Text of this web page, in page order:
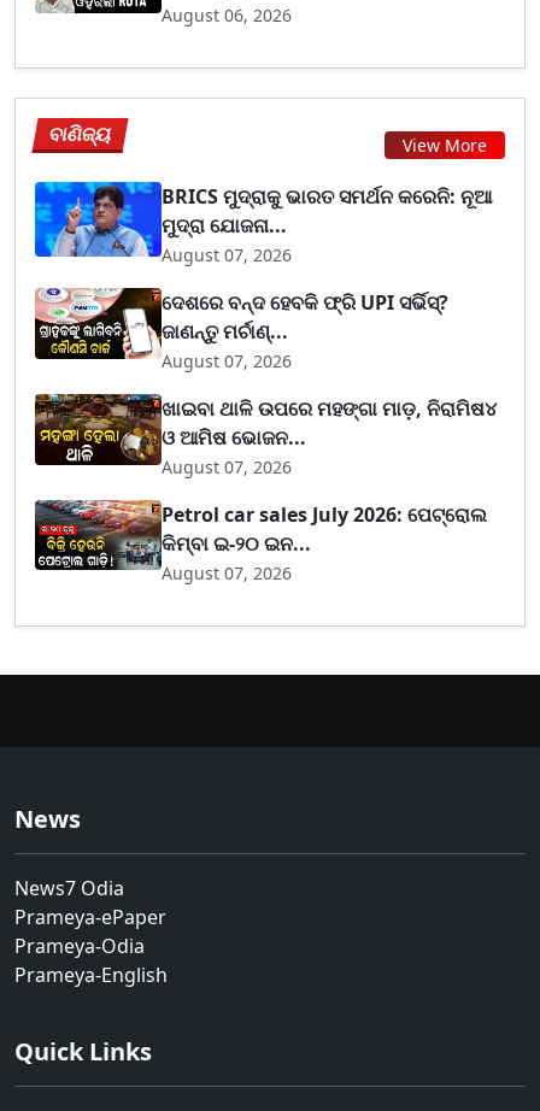
August 06, 2026
ବାଣିଜ୍ୟ View More
BRICS ମୁଦ୍ରାକୁ ଭାରତ ସମର୍ଥନ କରେନି: ନୂଆ
ମୁଦ୍ରା ଯୋଜନା...
August 07, 2026
ଦେଶରେ ବନ୍ଦ ହେବକି ଫ୍ରି UPI ସର୍ଭିସ୍?
ଜାଣନ୍ତୁ ମର୍ଚାଣ୍...
August 07, 2026
ଖାଇବା ଥାଳି ଉପରେ ମହଙ୍ଗା ମାଡ଼, ନିରାମିଷ୪
ଓ ଆମିଷ ଭୋଜନ...
August 07, 2026
Petrol car sales July 2026: ପେଟ୍ରୋଲ
କିମ୍ବା ଇ-୨୦ ଇନ...
August 07, 2026
News
News7 Odia
Prameya-ePaper
Prameya-Odia
Prameya-English
Quick Links